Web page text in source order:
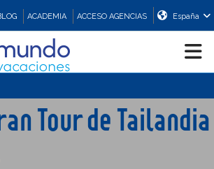
ACADEMIA ACCESO AGENCIAS España
Tour de Tailandia